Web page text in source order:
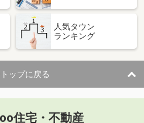
人気タウン
ランキング
ップに戻る
住宅・不動産